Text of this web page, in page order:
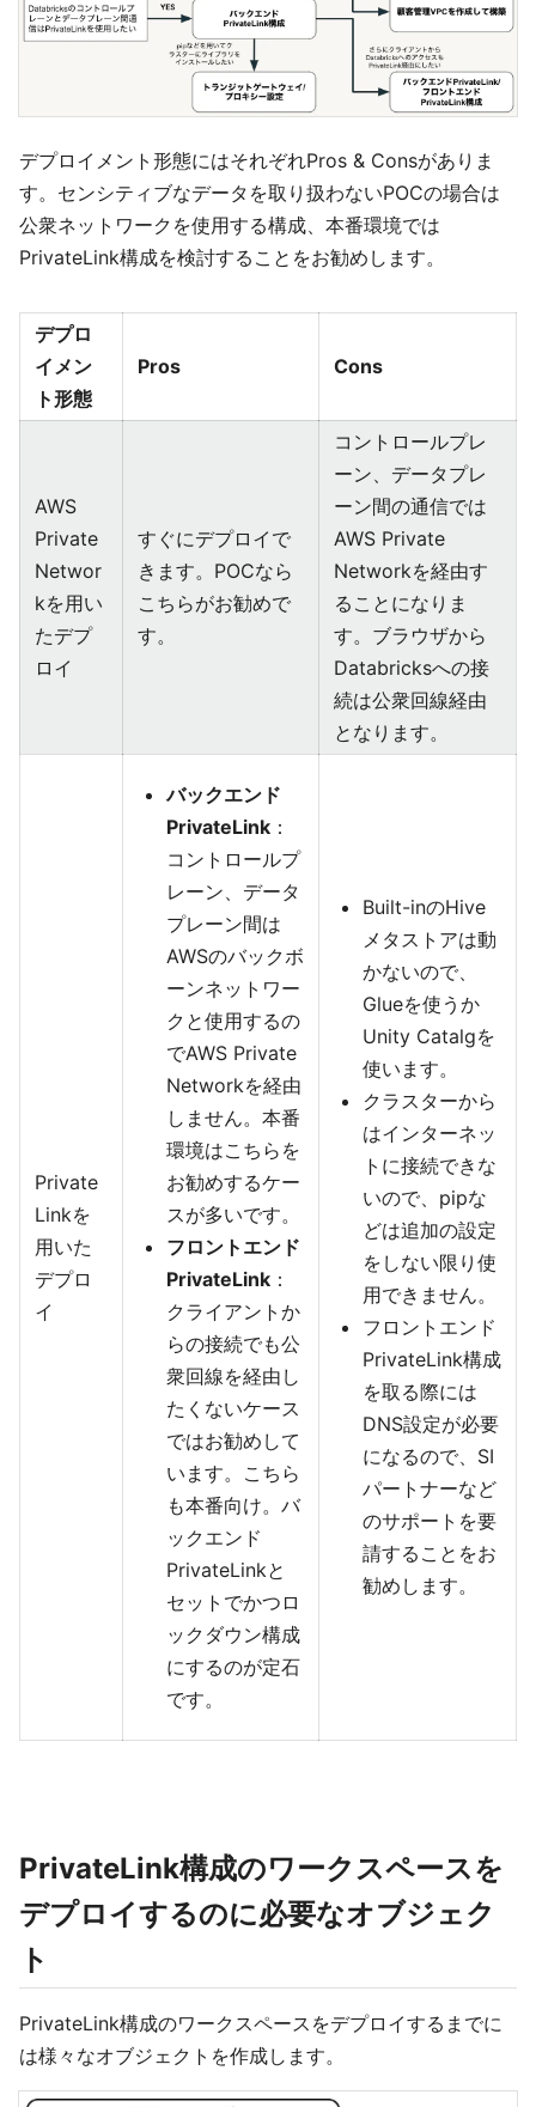
デプロイメント形態にはそれぞれPros & Consがありま
す。センシティブなデータを取り扱わないPOCの場合は
公衆ネットワークを使用する構成、本番環境では
PrivateLink構成を検討することをお勧めします。
デプロ
イメン
ト形態
Pros Cons
AWS
Private
Networ
kを用い
たデプ
ロイ
すぐにデプロイで
きます。POCなら
こちらがお勧めで
す。
コントロールプレ
ーン、データプレ
ーン間の通信では
AWS Private
Networkを経由す
ることになりま
す。ブラウザから
Databricksへの接
続は公衆回線経由
となります。
Private
Linkを
用いた
デプロ
イ
バックエンド
PrivateLink ：
コントロールプ
レーン、データ
プレーン間は
AWSのバックボ
ーンネットワー
クと使用するの
でAWS Private
Networkを経由
しません。本番
環境はこちらを
お勧めするケー
スが多いです。
フロントエンド
PrivateLink ：
クライアントか
らの接続でも公
衆回線を経由し
たくないケース
ではお勧めして
います。こちら
も本番向け。バ
ックエンド
PrivateLinkと
セットでかつロ
ックダウン構成
にするのが定石
です。
Built-inのHive
メタストアは動
かないので、
Glueを使うか
Unity Catalgを
使います。
クラスターから
はインターネッ
トに接続できな
いので、pipな
どは追加の設定
をしない限り使
用できません。
フロントエンド
PrivateLink構成
を取る際には
DNS設定が必要
になるので、SI
パートナーなど
のサポートを要
請することをお
勧めします。
PrivateLink構成のワークスペースを
デプロイするのに必要なオブジェク
ト
PrivateLink構成のワークスペースをデプロイするまでに
は様々なオブジェクトを作成します。